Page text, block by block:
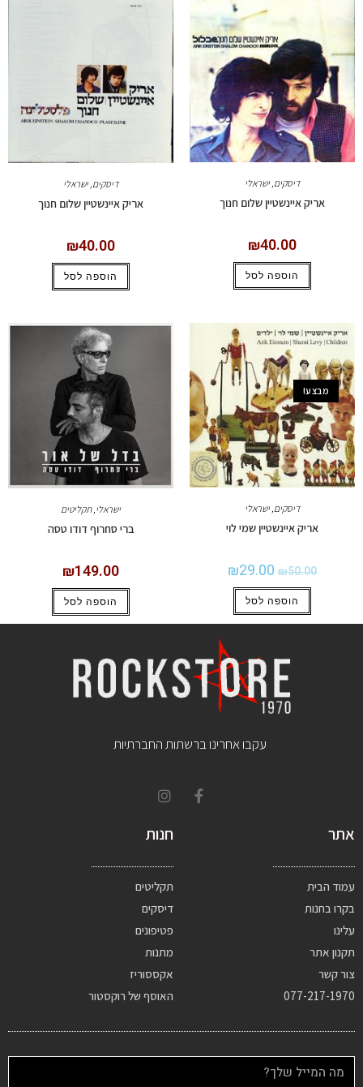
דיסקים, ישראלי
אריק איינשטיין שלום חנוך
₪40.00
הוספה לסל
דיסקים, ישראלי
אריק איינשטיין שלום חנוך
₪40.00
הוספה לסל
מבצע!
דיסקים, ישראלי
אריק איינשטיין שמי לוי
₪50.00
₪29.00
הוספה לסל
ישראלי,תקליטים
ברי סחרוף דודו טסה
₪149.00
הוספה לסל
עקבו אחרינו ברשתות החברתיות
אתר
עמוד הבית
בקרו בחנות
עלינו
תקנון אתר
צור קשר
077-217-1970
חנות
תקליטים
דיסקים
פטיפונים
מתנות
אקססוריז
האוסף של רוקסטור